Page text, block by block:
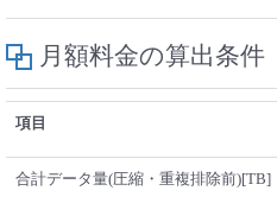
月額料金の算出条件
項目
合計データ量(圧縮・重複排除前)[TB]